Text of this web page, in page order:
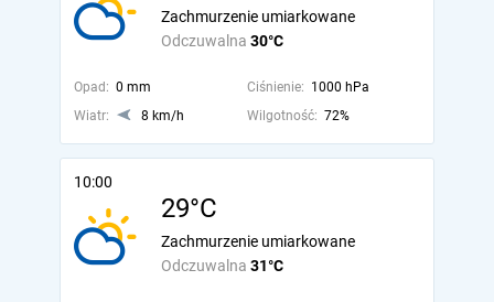
Odczuwalna 30°C
Zachmurzenie umiarkowane
Opad: 0 mm Ciśnienie: 1000 hPa
Wiatr:
8 km/h Wilgotność: 72%
10:00
29°C
Odczuwalna 31°C
Zachmurzenie umiarkowane